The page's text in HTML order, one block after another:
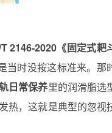
2146‑2020《固定式耙
当时没按这标准来。那
日常保养里的润滑脂选
热，这就是典型的忽视